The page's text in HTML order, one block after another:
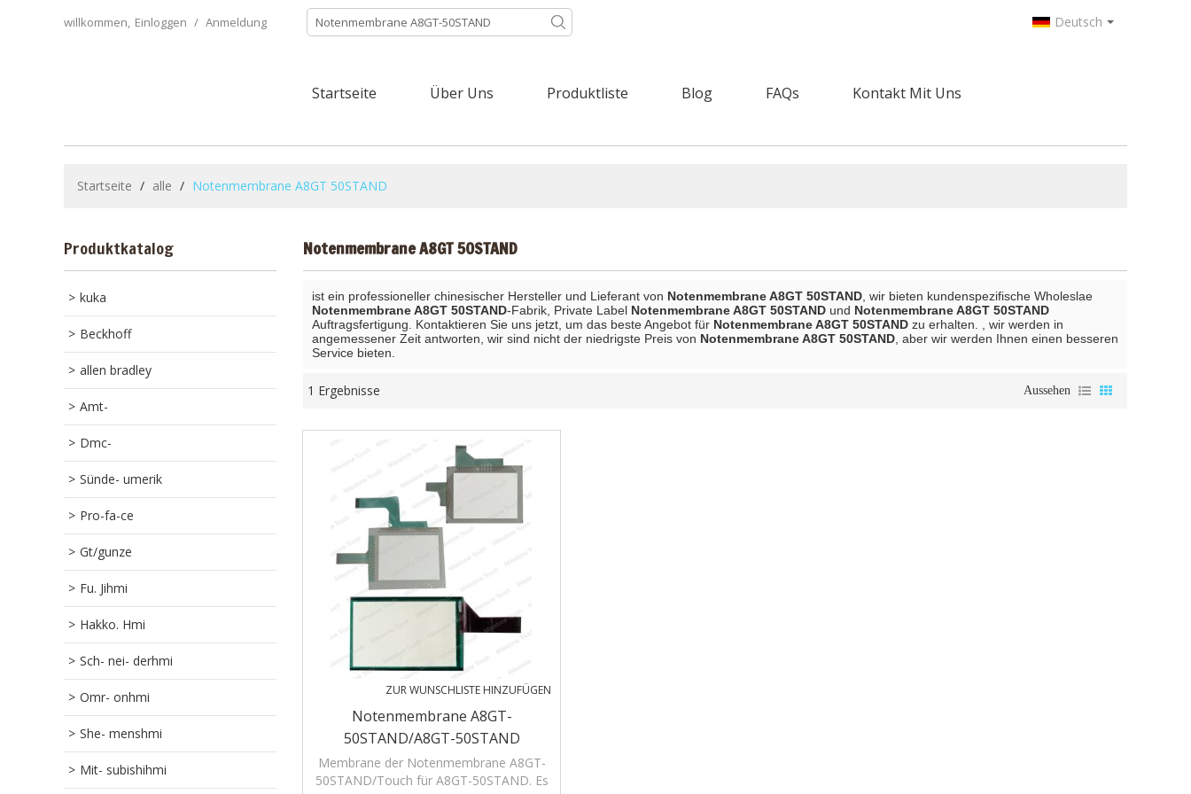
willkommen, Einloggen / Anmeldung Deutsch
Startseite Über Uns Produktliste Blog FAQs Kontakt Mit Uns
Startseite / alle / Notenmembrane A8GT 50STAND
Produktkatalog
kuka
Beckhoff
allen bradley
Amt-
Dmc-
Sünde- umerik
Pro-fa-ce
Gt/gunze
Fu. Jihmi
Hakko. Hmi
Sch- nei- derhmi
Omr- onhmi
She- menshmi
Mit- subishihmi
Notenmembrane A8GT 50STAND
ist ein professioneller chinesischer Hersteller und Lieferant von Notenmembrane A8GT 50STAND , wir bieten kundenspezifische Wholeslae
Notenmembrane A8GT 50STAND-Fabrik, Private Label Notenmembrane A8GT 50STAND und Notenmembrane A8GT 50STAND
Auftragsfertigung. Kontaktieren Sie uns jetzt, um das beste Angebot für Notenmembrane A8GT 50STAND zu erhalten. , wir werden in
angemessener Zeit antworten, wir sind nicht der niedrigste Preis von Notenmembrane A8GT 50STAND , aber wir werden Ihnen einen besseren
Service bieten.
1 Ergebnisse Aussehen
ZUR WUNSCHLISTE HINZUFÜGEN
Notenmembrane A8GT-
50STAND/A8GT-50STAND
Notenmembrane
Membrane der Notenmembrane A8GT-
50STAND/Touch für A8GT-50STAND. Es